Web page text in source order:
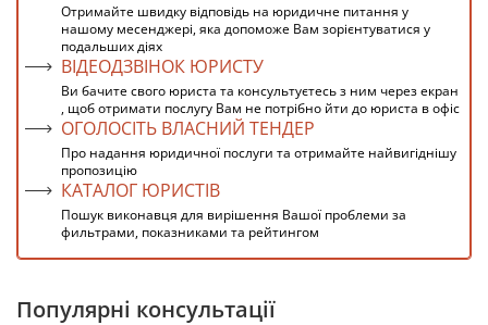
Отримайте швидку відповідь на юридичне питання у
нашому месенджері, яка допоможе Вам зорієнтуватися у
подальших діях
ВІДЕОДЗВІНОК ЮРИСТУ
Ви бачите свого юриста та консультуєтесь з ним через екран
, щоб отримати послугу Вам не потрібно йти до юриста в офіс
ОГОЛОСІТЬ ВЛАСНИЙ ТЕНДЕР
Про надання юридичної послуги та отримайте найвигіднішу
пропозицію
КАТАЛОГ ЮРИСТІВ
Пошук виконавця для вирішення Вашої проблеми за
фильтрами, показниками та рейтингом
Популярні консультації